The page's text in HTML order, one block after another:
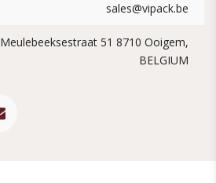
sales@vipack.be
Meulebeeksestraat 51 8710 Ooigem,
BELGIUM